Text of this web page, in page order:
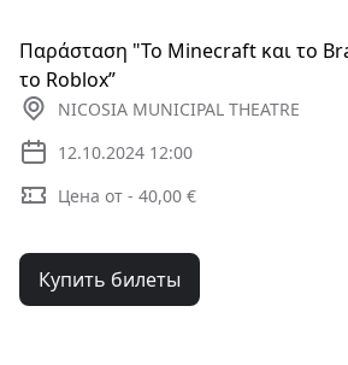
Παράσταση "Το Minecraft και το
το Roblox”
NICOSIA MUNICIPAL THEATRE
12.10.2024 12:00
Цена от - 40,00 €
Купить билеты